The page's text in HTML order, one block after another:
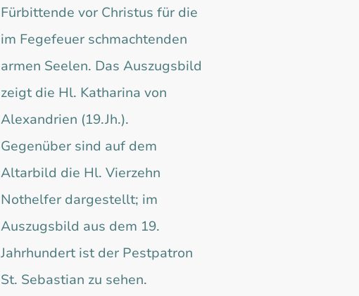
Fürbittende vor Christus für die
im Fegefeuer schmachtenden
armen Seelen. Das Auszugsbild
zeigt die Hl. Katharina von
Alexandrien (19.Jh.).
Gegenüber sind auf dem
Altarbild die Hl. Vierzehn
Nothelfer dargestellt; im
Auszugsbild aus dem 19.
Jahrhundert ist der Pestpatron
St. Sebastian zu sehen.